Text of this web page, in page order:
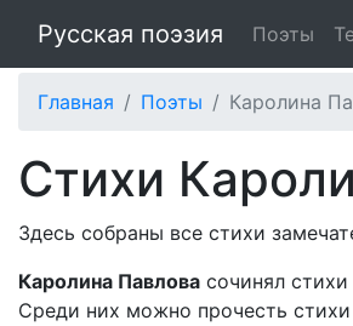
Русская поэзия Поэты
Главная Поэты Каролина
Стихи
Здесь собраны все стихи
Каролина Павлова сочинял
Среди них можно прочесть